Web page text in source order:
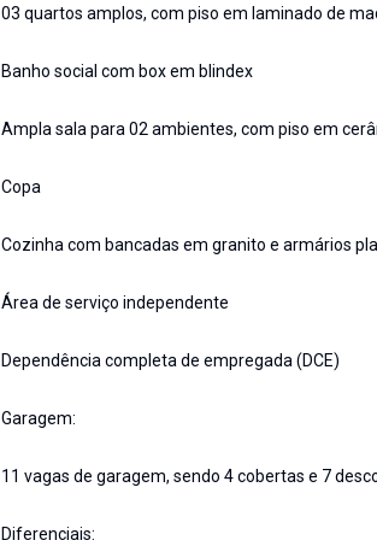
03 quartos amplos, com piso em laminado de
Banho social com box em blindex
Ampla sala para 02 ambientes, com piso em
Copa
Cozinha com bancadas em granito e armários
Área de serviço independente
Dependência completa de empregada (DCE)
Garagem:
11 vagas de garagem, sendo 4 cobertas e 7
Diferenciais: